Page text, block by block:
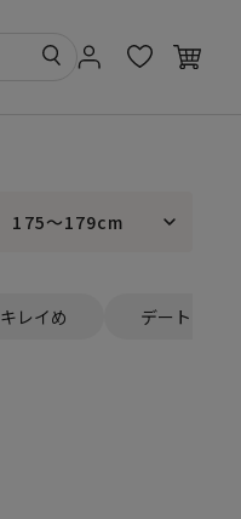
175～179cm
キレイめ デート